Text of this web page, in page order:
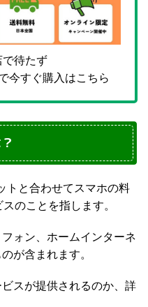
で待たず
今すぐ購入はこちら
トと合わせてスマホの料
のことを指します。
ォン、ホームインターネ
が含まれます。
スが提供されるのか、詳